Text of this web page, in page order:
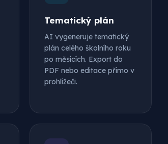
Tematický plán
AI vygeneruje tematický
plán celého školního roku
po měsících. Export do
PDF nebo editace přímo v
prohlížeči.